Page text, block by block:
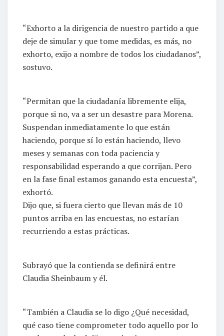
“Exhorto a la dirigencia de nuestro partido a que
deje de simular y que tome medidas, es más, no
exhorto, exijo a nombre de todos los ciudadanos”,
sostuvo.
“Permitan que la ciudadanía libremente elija,
porque si no, va a ser un desastre para Morena.
Suspendan inmediatamente lo que están
haciendo, porque sí lo están haciendo, llevo
meses y semanas con toda paciencia y
responsabilidad esperando a que corrijan. Pero
en la fase final estamos ganando esta encuesta”,
exhortó.
Dijo que, si fuera cierto que llevan más de 10
puntos arriba en las encuestas, no estarían
recurriendo a estas prácticas.
Subrayó que la contienda se definirá entre
Claudia Sheinbaum y él.
“También a Claudia se lo digo ¿Qué necesidad,
qué caso tiene comprometer todo aquello por lo